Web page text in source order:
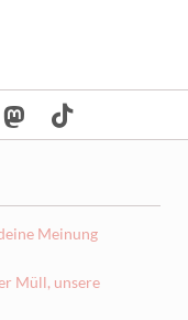
Meinung
Müll, unsere